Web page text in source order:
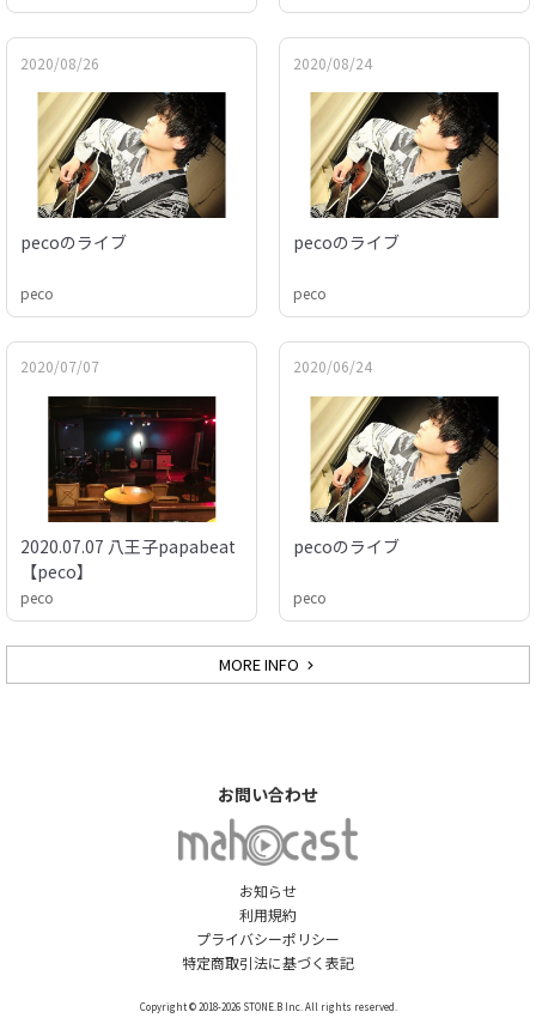
2020/08/26
pecoのライブ
peco
2020/08/24
pecoのライブ
peco
2020/07/07
2020.07.07 八王子papabeat
【peco】
peco
2020/06/24
pecoのライブ
peco
MORE INFO
お知らせ
利用規約
プライバシーポリシー
特定商取引法に基づく表記
お問い合わせ
Copyright © 2018-2026 STONE.B Inc. All rights reserved.